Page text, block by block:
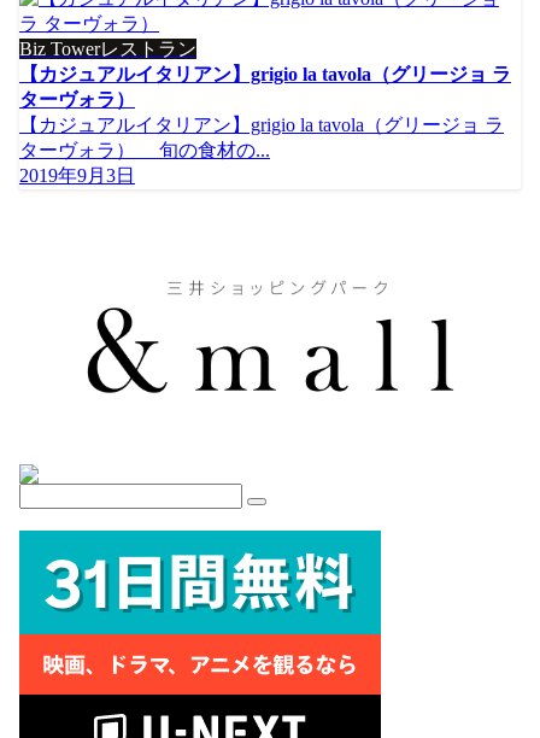
Biz Towerレストラン
【カジュアルイタリアン】grigio la tavola（グリージョ ラ
ターヴォラ）
【カジュアルイタリアン】grigio la tavola（グリージョ ラ
ターヴォラ） 旬の食材の...
2019年9月3日